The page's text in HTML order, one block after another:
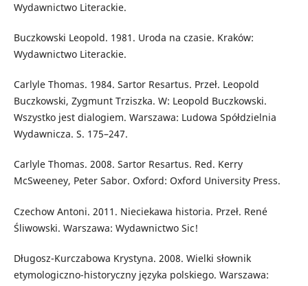
Wydawnictwo Literackie.
Buczkowski Leopold. 1981. Uroda na czasie. Kraków:
Wydawnictwo Literackie.
Carlyle Thomas. 1984. Sartor Resartus. Przeł. Leopold
Buczkowski, Zygmunt Trziszka. W: Leopold Buczkowski.
Wszystko jest dialogiem. Warszawa: Ludowa Spółdzielnia
Wydawnicza. S. 175–247.
Carlyle Thomas. 2008. Sartor Resartus. Red. Kerry
McSweeney, Peter Sabor. Oxford: Oxford University Press.
Czechow Antoni. 2011. Nieciekawa historia. Przeł. René
Śliwowski. Warszawa: Wydawnictwo Sic!
Długosz-Kurczabowa Krystyna. 2008. Wielki słownik
etymologiczno-historyczny języka polskiego. Warszawa: